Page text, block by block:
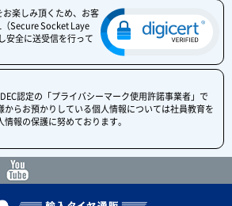
楽しみ頂くため、お客
Secure Socket Laye
安全に送受信を行って
認定の「プライバシーマーク使用許諾事業者」で
からお預かりしている個人情報については社員教育を
情報の保護に努めております。